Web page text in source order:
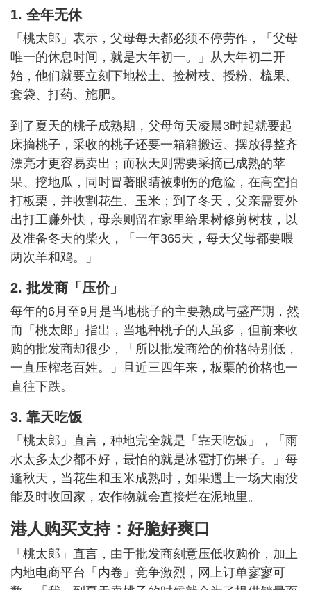
1. 全年无休
「桃太郎」表示，父母每天都必须不停劳作，「父母
唯一的休息时间，就是大年初一。」从大年初二开
始，他们就要立刻下地松土、捡树枝、授粉、梳果、
套袋、打药、施肥。
到了夏天的桃子成熟期，父母每天凌晨3时起就要起
床摘桃子，采收的桃子还要一箱箱搬运、摆放得整齐
漂亮才更容易卖出；而秋天则需要采摘已成熟的苹
果、挖地瓜，同时冒著眼睛被刺伤的危险，在高空拍
打板栗，并收割花生、玉米；到了冬天，父亲需要外
出打工赚外快，母亲则留在家里给果树修剪树枝，以
及准备冬天的柴火，「一年365天，每天父母都要喂
两次羊和鸡。」
2. 批发商「压价」
每年的6月至9月是当地桃子的主要熟成与盛产期，然
而「桃太郎」指出，当地种桃子的人虽多，但前来收
购的批发商却很少，「所以批发商给的价格特别低，
一直压榨老百姓。」且近三四年来，板栗的价格也一
直往下跌。
3. 靠天吃饭
「桃太郎」直言，种地完全就是「靠天吃饭」，「雨
水太多太少都不好，最怕的就是冰雹打伤果子。」每
逢秋天，当花生和玉米成熟时，如果遇上一场大雨没
能及时收回家，农作物就会直接烂在泥地里。
港人购买支持：好脆好爽口
「桃太郎」直言，由于批发商刻意压低收购价，加上
内地电商平台「内卷」竞争激烈，网上订单寥寥可